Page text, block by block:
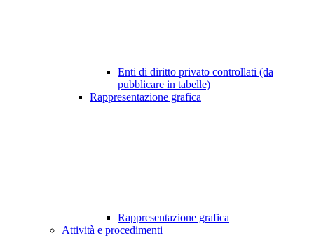
Enti di diritto privato controllati (da
pubblicare in tabelle)
Rappresentazione grafica
Rappresentazione grafica
Attività e procedimenti